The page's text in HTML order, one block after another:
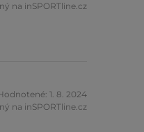
na inSPORTline.cz
1. 8. 2024
na inSPORTline.cz